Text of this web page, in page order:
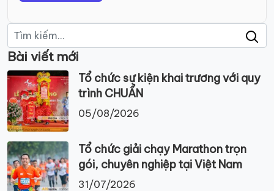
Tìm
kiếm:
Bài viết mới
Tổ chức sự kiện khai trương với quy
trình CHUẨN
05/08/2026
Tổ chức giải chạy Marathon trọn
gói, chuyên nghiệp tại Việt Nam
31/07/2026